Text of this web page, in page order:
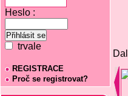
Heslo :
trvale
REGISTRACE
Proč se registrovat?